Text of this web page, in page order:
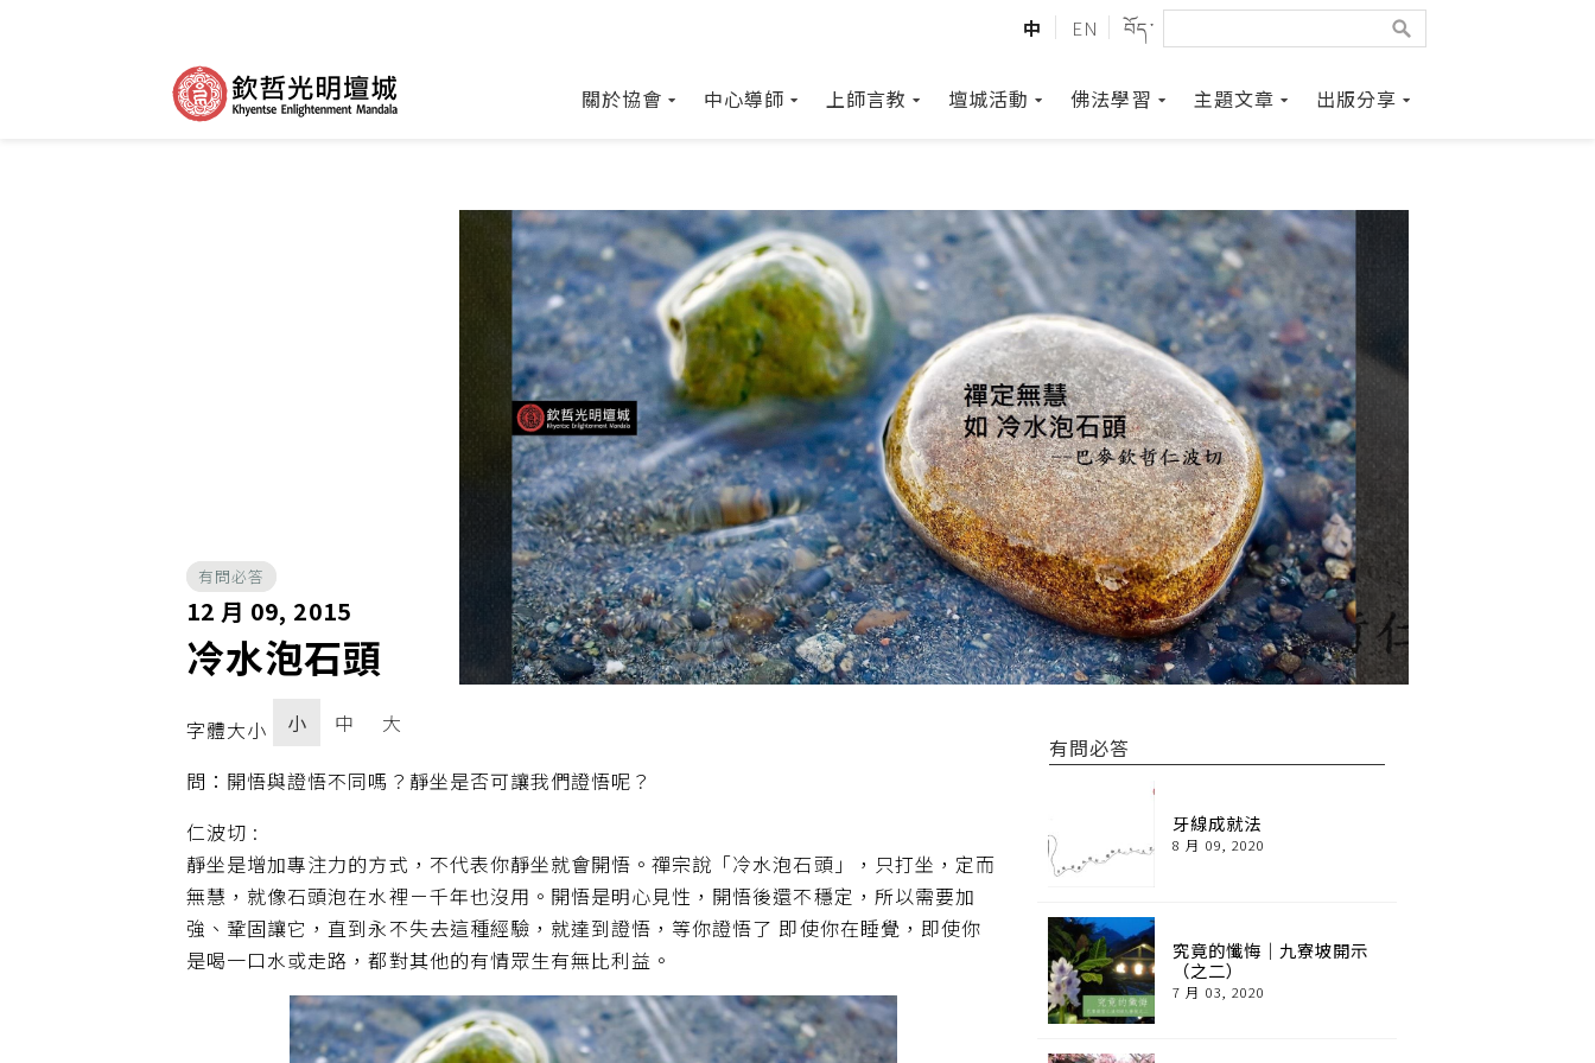
中 EN བོད་
關於協會 中心導師 上師言教 壇城活動 佛法學習 主題文章 出版分享
有問必答
12 月 09, 2015
冷水泡石頭
字體大小 小 中 大
問：開悟與證悟不同嗎？靜坐是否可讓我們證悟呢？
仁波切 :
靜坐是增加專注力的方式，不代表你靜坐就會開悟。禪宗說「冷水泡石頭」，只打坐，定而
無慧，就像石頭泡在水裡ㄧ千年也沒用。開悟是明心見性，開悟後還不穩定，所以需要加
強、鞏固讓它，直到永不失去這種經驗，就達到證悟，等你證悟了 即使你在睡覺，即使你
是喝一口水或走路，都對其他的有情眾生有無比利益。
有問必答
牙線成就法
8 月 09, 2020
究竟的懺悔｜九寮坡開示
（之二）
7 月 03, 2020